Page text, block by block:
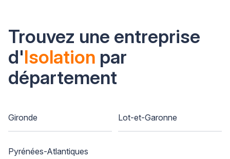
Trouvez une entreprise
d'Isolation par
département
Gironde Lot-et-Garonne
Pyrénées-Atlantiques